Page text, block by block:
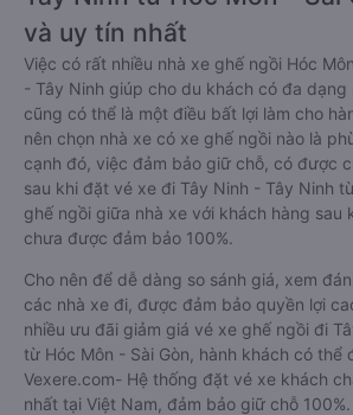
và uy tín nhất
Việc có rất nhiều nhà xe ghế ngồi Hóc
- Tây Ninh giúp cho du khách có đa
cũng có thể là một điều bất lợi làm cho
nên chọn nhà xe có xe ghế ngồi nào là
cạnh đó, việc đảm bảo giữ chỗ, có được
sau khi đặt vé xe đi Tây Ninh - Tây Ninh
ghế ngồi giữa nhà xe với khách hàng sau
chưa được đảm bảo 100%.
Cho nên để dễ dàng so sánh giá, xem
các nhà xe đi, được đảm bảo quyền lợi
nhiều ưu đãi giảm giá vé xe ghế ngồi đi
từ Hóc Môn - Sài Gòn, hành khách có thể
Vexere.com- Hệ thống đặt vé xe khách
nhất tại Việt Nam, đảm bảo giữ chỗ